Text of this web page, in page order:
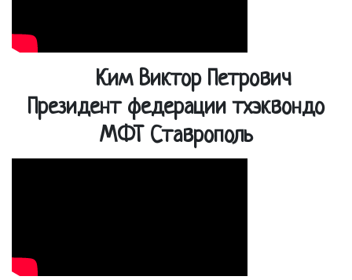
Ким Виктор Петрович
Президент федерации тхэквондо
МФТ Ставрополь